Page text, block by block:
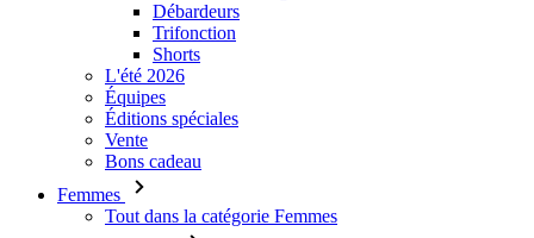
Débardeurs
Trifonction
Shorts
L'été 2026
Équipes
Éditions spéciales
Vente
Bons cadeau
Femmes
Tout dans la catégorie Femmes